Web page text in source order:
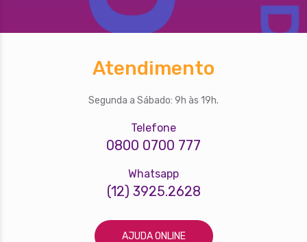
Atendimento
Segunda a Sábado: 9h às 19h.
Telefone
0800 0700 777
Whatsapp
(12) 3925.2628
AJUDA ONLINE